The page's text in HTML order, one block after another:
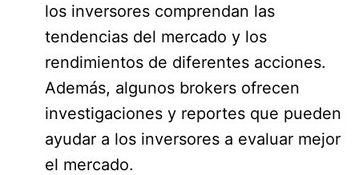
los inversores comprendan las
tendencias del mercado y los
rendimientos de diferentes acciones.
Además, algunos brokers ofrecen
investigaciones y reportes que pueden
ayudar a los inversores a evaluar mejor
el mercado.